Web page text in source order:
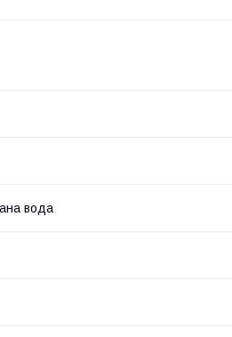
вода